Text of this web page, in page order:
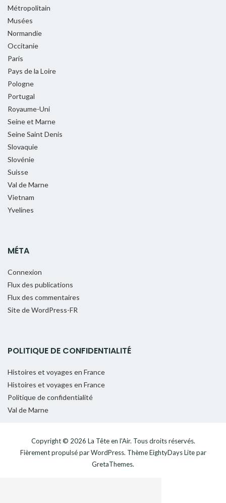
Métropolitain
Musées
Normandie
Occitanie
Paris
Pays de la Loire
Pologne
Portugal
Royaume-Uni
Seine et Marne
Seine Saint Denis
Slovaquie
Slovénie
Suisse
Val de Marne
Vietnam
Yvelines
MÉTA
Connexion
Flux des publications
Flux des commentaires
Site de WordPress-FR
POLITIQUE DE CONFIDENTIALITÉ
Histoires et voyages en France
Histoires et voyages en France
Politique de confidentialité
Val de Marne
Copyright © 2026 La Tête en l'Air. Tous droits réservés.
Fièrement propulsé parWordPress. ThèmeEightyDays Litepar
GretaThemes.